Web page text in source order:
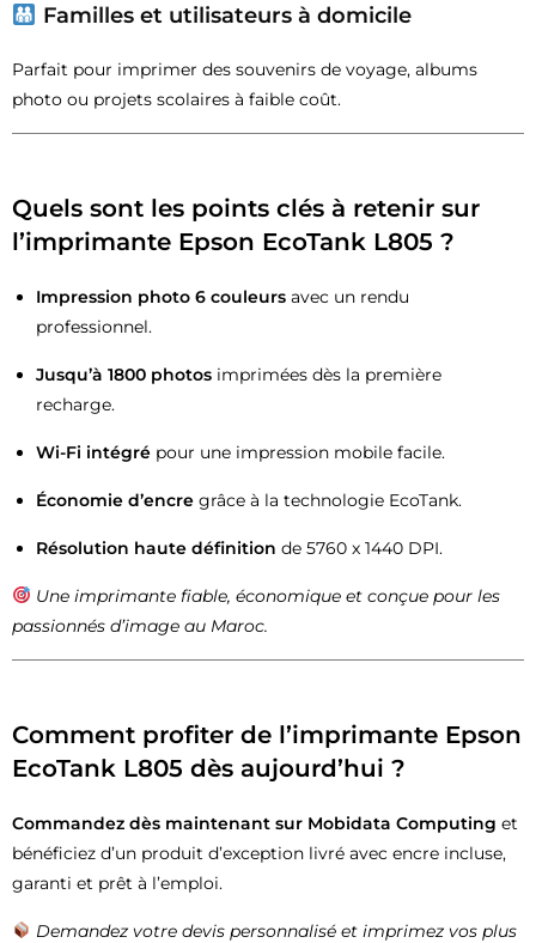
Familles et utilisateurs à domicile
Parfait pour imprimer des souvenirs de voyage, albums
photo ou projets scolaires à faible coût.
Quels sont les points clés à retenir sur
l’imprimante Epson EcoTank L805 ?
Impression photo 6 couleurs avec un rendu
professionnel.
Jusqu’à 1800 photos imprimées dès la première
recharge.
Wi-Fi intégré pour une impression mobile facile.
Économie d’encre grâce à la technologie EcoTank.
Résolution haute définition de 5760 x 1440 DPI.
Une imprimante fiable, économique et conçue pour les
passionnés d’image au Maroc.
Comment profiter de l’imprimante Epson
EcoTank L805 dès aujourd’hui ?
Commandez dès maintenant sur Mobidata Computing et
bénéficiez d’un produit d’exception livré avec encre incluse,
garanti et prêt à l’emploi.
Demandez votre devis personnalisé et imprimez vos plus